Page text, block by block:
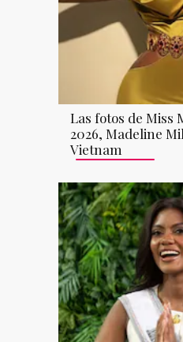
Las fotos de Miss
2026, Madeline
Vietnam